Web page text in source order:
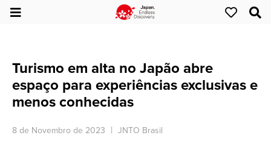
Turismo em alta no Japão abre
espaço para experiências exclusivas e
menos conhecidas
8 de Novembro de 2023 JNTO Brasil